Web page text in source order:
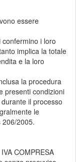
essere
i loro
implica la totale
e la loro
la procedura
presenti condizioni
il processo
le
206/2005.
COMPRESA